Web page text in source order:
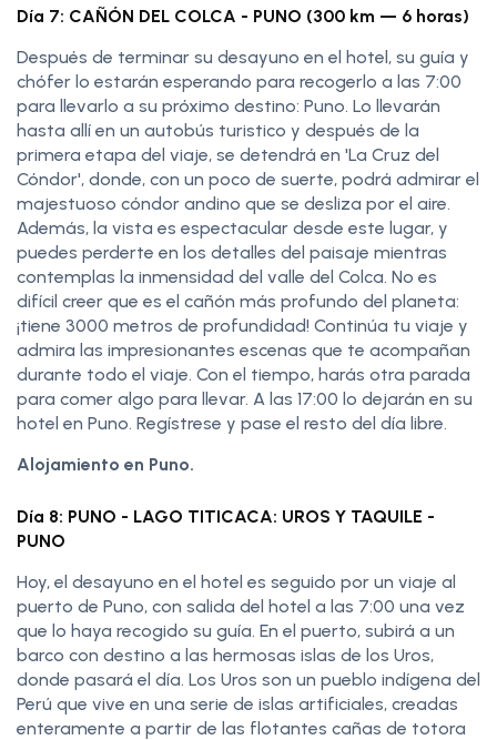
Día 7: CAÑÓN DEL COLCA - PUNO (300 km — 6 horas)
Después de terminar su desayuno en el hotel, su guía y
chófer lo estarán esperando para recogerlo a las 7:00
para llevarlo a su próximo destino: Puno. Lo llevarán
hasta allí en un autobús turistico y después de la
primera etapa del viaje, se detendrá en 'La Cruz del
Cóndor', donde, con un poco de suerte, podrá admirar el
majestuoso cóndor andino que se desliza por el aire.
Además, la vista es espectacular desde este lugar, y
puedes perderte en los detalles del paisaje mientras
contemplas la inmensidad del valle del Colca. No es
difícil creer que es el cañón más profundo del planeta:
¡tiene 3000 metros de profundidad! Continúa tu viaje y
admira las impresionantes escenas que te acompañan
durante todo el viaje. Con el tiempo, harás otra parada
para comer algo para llevar. A las 17:00 lo dejarán en su
hotel en Puno. Regístrese y pase el resto del día libre.
Alojamiento en Puno.
Día 8: PUNO - LAGO TITICACA: UROS Y TAQUILE -
PUNO
Hoy, el desayuno en el hotel es seguido por un viaje al
puerto de Puno, con salida del hotel a las 7:00 una vez
que lo haya recogido su guía. En el puerto, subirá a un
barco con destino a las hermosas islas de los Uros,
donde pasará el día. Los Uros son un pueblo indígena del
Perú que vive en una serie de islas artificiales, creadas
enteramente a partir de las flotantes cañas de totora